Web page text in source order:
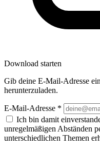
Download starten
Gib deine E-Mail-Adresse
herunterzuladen.
E-Mail-Adresse *
Ich bin damit
unregelmäßigen Abständen
unterschiedlichen Themen